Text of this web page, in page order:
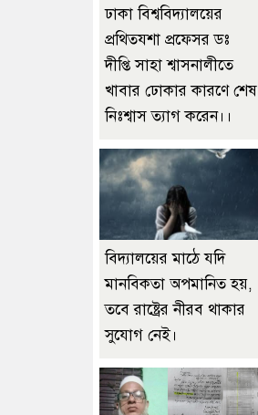
ঢাকা বিশ্ববিদ্যালয়ের
প্রথিতযশা প্রফেসর ডঃ
দীপ্তি সাহা শ্বাসনালীতে
খাবার ঢোকার কারণে শেষ
নিঃশ্বাস ত্যাগ করেন।।
বিদ্যালয়ের মাঠে যদি
মানবিকতা অপমানিত হয়,
তবে রাষ্ট্রের নীরব থাকার
সুযোগ নেই।